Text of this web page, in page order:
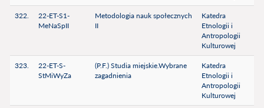
322.
22-ET-S1-
MeNaSpII
Metodologia nauk społecznych
II
Katedra
Etnologii i
Antropologii
Kulturowej
323.
22-ET-S-
StMiWyZa
(P.F.) Studia miejskie.Wybrane
zagadnienia
Katedra
Etnologii i
Antropologii
Kulturowej